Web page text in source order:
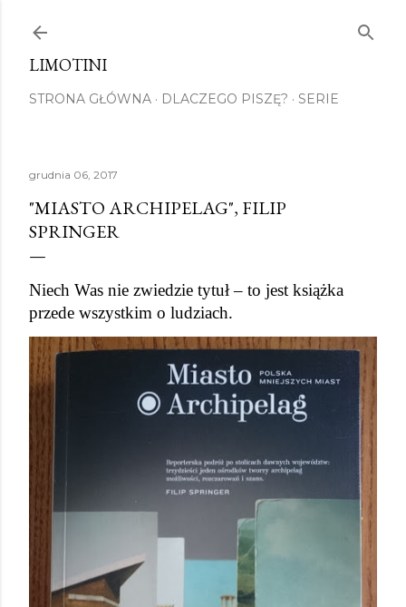
LIMOTINI
STRONA GŁÓWNA DLACZEGO PISZĘ? SERIE
grudnia 06, 2017
"MIASTO ARCHIPELAG", FILIP
SPRINGER
Niech Was nie zwiedzie tytuł – to jest książka
przede wszystkim o ludziach.